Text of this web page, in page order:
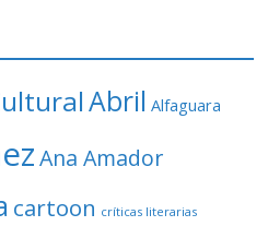
Abril Alfaguara
Ana Amador
cartoon críticas literarias